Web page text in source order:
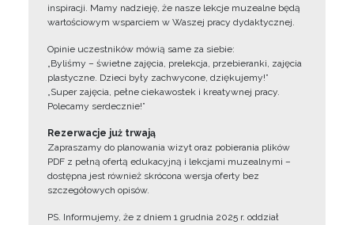
inspiracji. Mamy nadzieję, że nasze lekcje muzealne będą
wartościowym wsparciem w Waszej pracy dydaktycznej.
Opinie uczestników mówią same za siebie:
„Byliśmy – świetne zajęcia, prelekcja, przebieranki, zajęcia
plastyczne. Dzieci były zachwycone, dziękujemy!”
„Super zajęcia, pełne ciekawostek i kreatywnej pracy.
Polecamy serdecznie!”
Rezerwacje już trwają
Zapraszamy do planowania wizyt oraz pobierania plików
PDF z pełną ofertą edukacyjną i lekcjami muzealnymi –
dostępna jest również skrócona wersja oferty bez
szczegółowych opisów.
PS. Informujemy, że z dniem 1 grudnia 2025 r. oddział